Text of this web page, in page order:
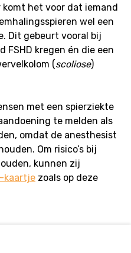
komt het voor dat iemand
wel een
Dit gebeurt vooral bij
FSHD kregen én die een
(scoliose)
met een spierziekte
te melden als
omdat de anesthesist
Om risico’s bij
kunnen zij
kaartje zoals op deze